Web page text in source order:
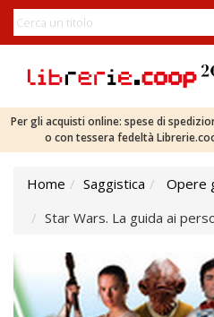
Per gli acquisti online: spese di
o con tessera fedeltà
Home Saggistica
Opere
Star Wars. La guida ai